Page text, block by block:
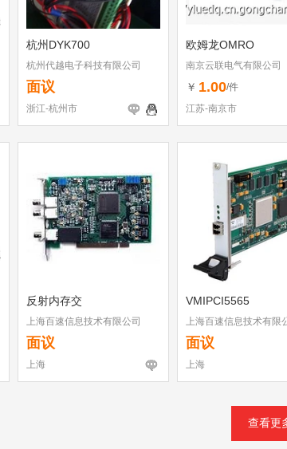
杭州DYK700
杭州代越电子科技有限公司
面议
浙江-杭州市
欧姆龙OMRO
南京云联电气有限公司
￥ 1.00/件
江苏-南京市
反射内存交
上海百速信息技术有限公司
面议
上海
VMIPCI5565
上海百速信息技术有限
面议
上海
查看更